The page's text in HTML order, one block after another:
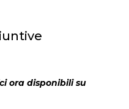
ora disponibili su